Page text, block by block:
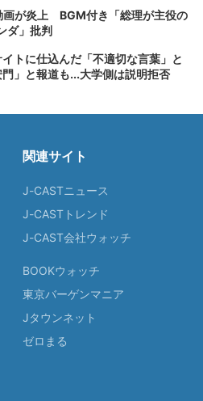
画が炎上 BGM付き「総理が主役の
ダ」批判
トに仕込んだ「不適切な言葉」と
」と報道も...大学側は説明拒否
関連サイト
J-CASTニュース
J-CASTトレンド
J-CAST会社ウォッチ
BOOKウォッチ
東京バーゲンマニア
Jタウンネット
ゼロまる